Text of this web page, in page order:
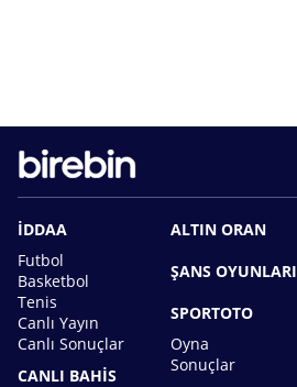
İDDAA
Futbol
Basketbol
Tenis
Canlı Yayın
Canlı Sonuçlar
CANLI BAHİS
ALTIN ORAN
ŞANS OYUNLARI
SPORTOTO
Oyna
Sonuçlar